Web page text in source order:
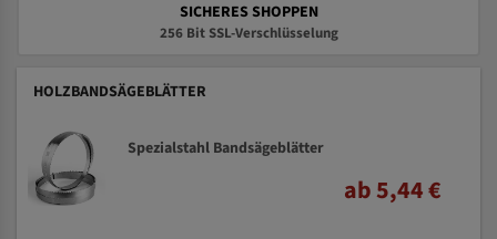
SICHERES SHOPPEN
256 Bit SSL-Verschlüsselung
HOLZBANDSÄGEBLÄTTER
Spezialstahl Bandsägeblätter
ab 5,44 €